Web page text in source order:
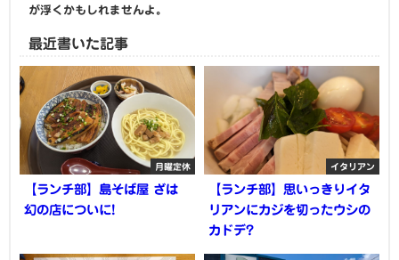
が浮くかもしれませんよ。
最近書いた記事
月曜定休
【ランチ部】島そば屋 ざは
幻の店についに!
イタリアン
【ランチ部】思いっきりイタ
リアンにカジを切ったウシの
カドデ?